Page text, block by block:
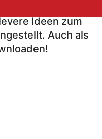
Ideen,
Ideen zum
Auch als